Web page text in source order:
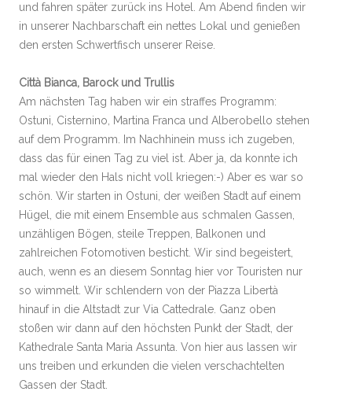
und fahren später zurück ins Hotel. Am Abend finden wir
in unserer Nachbarschaft ein nettes Lokal und genießen
den ersten Schwertfisch unserer Reise.
Città Bianca, Barock und Trullis
Am nächsten Tag haben wir ein straffes Programm:
Ostuni, Cisternino, Martina Franca und Alberobello stehen
auf dem Programm. Im Nachhinein muss ich zugeben,
dass das für einen Tag zu viel ist. Aber ja, da konnte ich
mal wieder den Hals nicht voll kriegen:-) Aber es war so
schön. Wir starten in Ostuni, der weißen Stadt auf einem
Hügel, die mit einem Ensemble aus schmalen Gassen,
unzähligen Bögen, steile Treppen, Balkonen und
zahlreichen Fotomotiven besticht. Wir sind begeistert,
auch, wenn es an diesem Sonntag hier vor Touristen nur
so wimmelt. Wir schlendern von der Piazza Libertà
hinauf in die Altstadt zur Via Cattedrale. Ganz oben
stoßen wir dann auf den höchsten Punkt der Stadt, der
Kathedrale Santa Maria Assunta. Von hier aus lassen wir
uns treiben und erkunden die vielen verschachtelten
Gassen der Stadt.